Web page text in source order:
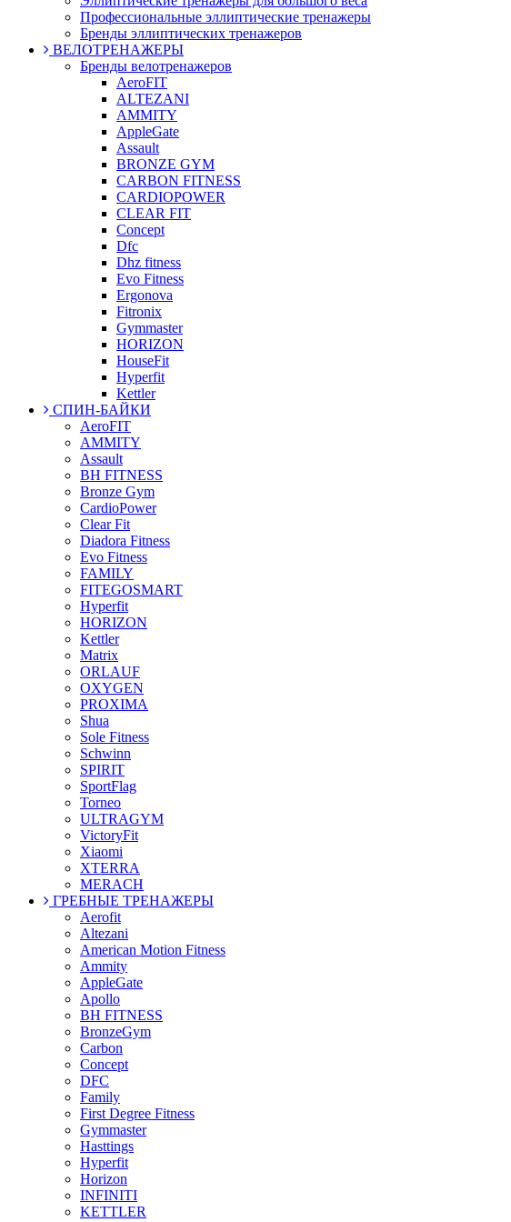
Профессиональные эллиптические тренажеры
Бренды эллиптических тренажеров
ВЕЛОТРЕНАЖЕРЫ
Бренды велотренажеров
AeroFIT
ALTEZANI
AMMITY
AppleGate
Assault
BRONZE GYM
CARBON FITNESS
CARDIOPOWER
CLEAR FIT
Concept
Dfc
Dhz fitness
Evo Fitness
Ergonova
Fitronix
Gymmaster
HORIZON
HouseFit
Hyperfit
Kettler
СПИН-БАЙКИ
AeroFIT
AMMITY
Assault
BH FITNESS
Bronze Gym
CardioPower
Clear Fit
Diadora Fitness
Evo Fitness
FAMILY
FITEGOSMART
Hyperfit
HORIZON
Kettler
Matrix
ORLAUF
OXYGEN
PROXIMA
Shua
Sole Fitness
Schwinn
SPIRIT
SportFlag
Torneo
ULTRAGYM
VictoryFit
Xiaomi
XTERRA
MERACH
ГРЕБНЫЕ ТРЕНАЖЕРЫ
Aerofit
Altezani
American Motion Fitness
Ammity
AppleGate
Apollo
BH FITNESS
BronzeGym
Carbon
Concept
DFC
Family
First Degree Fitness
Gymmaster
Hasttings
Hyperfit
Horizon
INFINITI
KETTLER